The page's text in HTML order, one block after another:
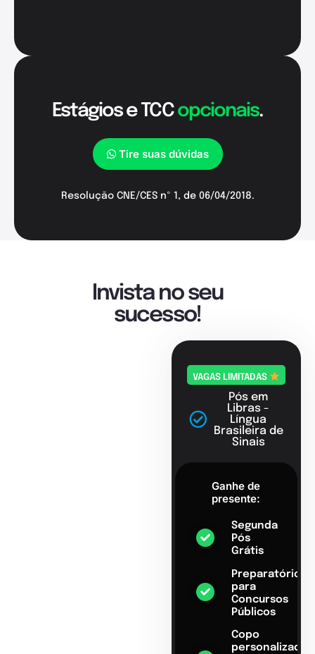
Estágios e TCCopcionais.
Tire suas dúvidas
Resolução CNE/CES nº 1, de 06/04/2018.
Invista no seu
sucesso!
VAGAS LIMITADAS
Pós em
Libras -
Língua
Brasileira de
Sinais
Ganhe de
presente:
Segunda
Pós
Grátis
Preparatório
para
Concursos
Públicos
Copo
personalizado,